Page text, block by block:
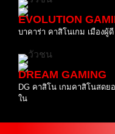
EVOLUTION
บาคาร่า คาสิโนเกม เมืองผู้
DREAM GAMING
DG คาสิโน เกมคาสิโนสด
ใน